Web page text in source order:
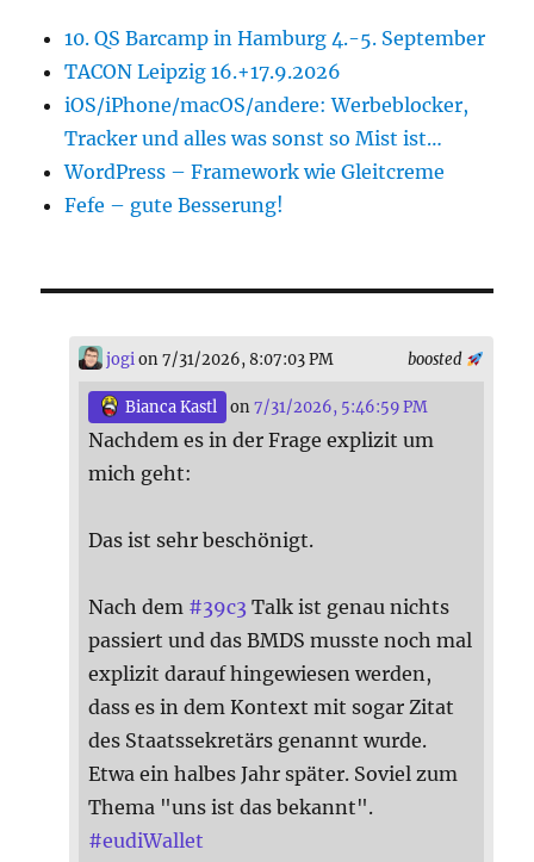
10. QS Barcamp in Hamburg 4.-5. September
TACON Leipzig 16.+17.9.2026
iOS/iPhone/macOS/andere: Werbeblocker,
Tracker und alles was sonst so Mist ist…
WordPress – Framework wie Gleitcreme
Fefe – gute Besserung!
boosted
jogi on 7/31/2026, 8:07:03 PM
Bianca Kastl on7/31/2026, 5:46:59 PM
Nachdem es in der Frage explizit um
mich geht:
Das ist sehr beschönigt.
Nach dem #39c3 Talk ist genau nichts
passiert und das BMDS musste noch mal
explizit darauf hingewiesen werden,
dass es in dem Kontext mit sogar Zitat
des Staatssekretärs genannt wurde.
Etwa ein halbes Jahr später. Soviel zum
Thema "uns ist das bekannt".
#eudiWallet